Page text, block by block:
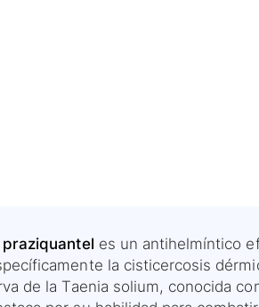
praziquantel es un antihelmíntico
la cisticercosis
de la Taenia solium, conocida